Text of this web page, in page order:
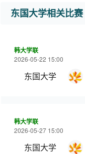
东国大学相关比赛
韩大学联
2026-05-22 15:00
东国大学
韩大学联
2026-05-27 15:00
东国大学